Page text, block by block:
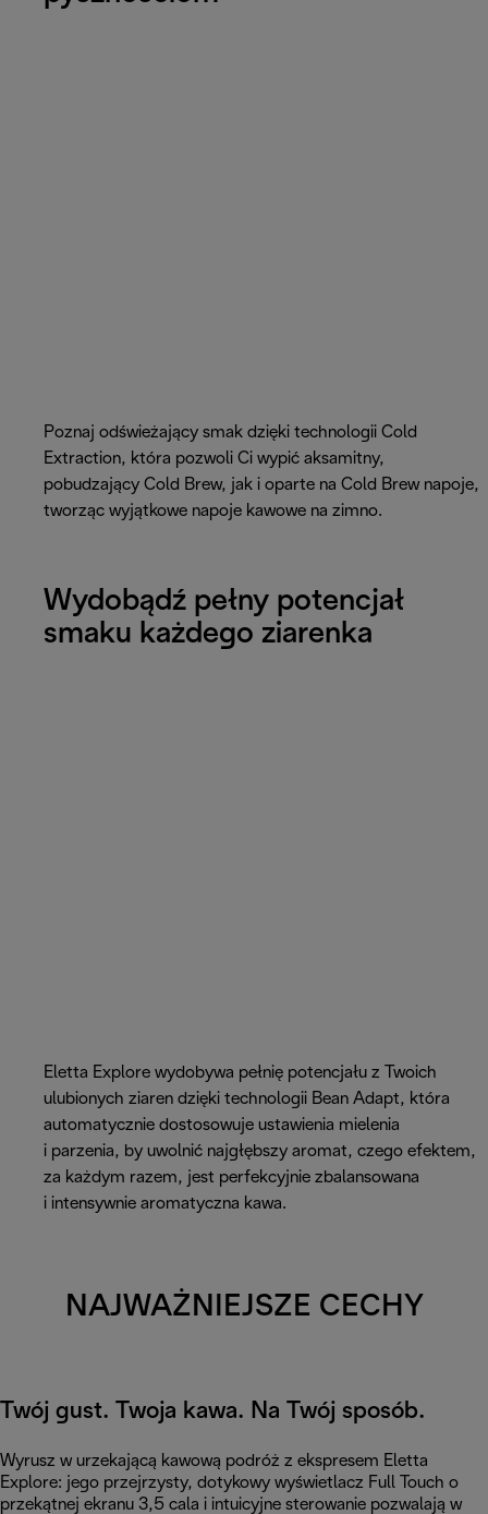
Poznaj odświeżający smak dzięki technologii Cold
Extraction, która pozwoli Ci wypić aksamitny,
pobudzający Cold Brew, jak i oparte na Cold Brew napoje,
tworząc wyjątkowe napoje kawowe na zimno.
Wydobądź pełny potencjał
smaku każdego ziarenka
Eletta Explore wydobywa pełnię potencjału z Twoich
ulubionych ziaren dzięki technologii Bean Adapt, która
automatycznie dostosowuje ustawienia mielenia
i parzenia, by uwolnić najgłębszy aromat, czego efektem,
za każdym razem, jest perfekcyjnie zbalansowana
i intensywnie aromatyczna kawa.
NAJWAŻNIEJSZE CECHY
Twój gust. Twoja kawa. Na Twój sposób.
Wyrusz w urzekającą kawową podróż z ekspresem Eletta
Explore: jego przejrzysty, dotykowy wyświetlacz Full Touch o
przekątnej ekranu 3,5 cala i intuicyjne sterowanie pozwalają w